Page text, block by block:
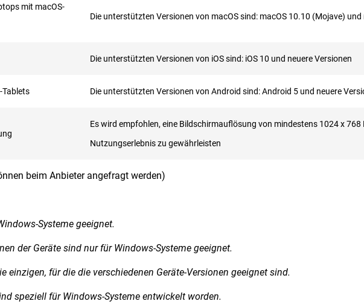
mit macOS-
Die unterstützten Versionen von macOS sind: macOS 10.10 (Mojave) und
Die unterstützten Versionen von iOS sind: iOS 10 und neuere Versionen
Die unterstützten Versionen von Android sind: Android 5 und neuere
Es wird empfohlen, eine Bildschirmauflösung von mindestens 1024 x 768
Nutzungserlebnis zu gewährleisten
beim Anbieter angefragt werden)
Systeme geeignet.
der Geräte sind nur für Windows-Systeme geeignet.
einzigen, für die die verschiedenen Geräte-Versionen geeignet sind.
speziell für Windows-Systeme entwickelt worden.